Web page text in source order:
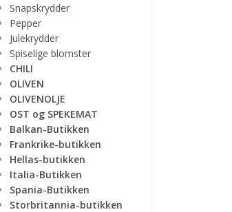
Snapskrydder
Pepper
Julekrydder
Spiselige blomster
CHILI
OLIVEN
OLIVENOLJE
OST og SPEKEMAT
Balkan-Butikken
Frankrike-butikken
Hellas-butikken
Italia-Butikken
Spania-Butikken
Storbritannia-butikken